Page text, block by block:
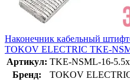
Наконечник кабельный
TOKOV ELECTRIC TKE-
Артикул: TKE-NSML-16-
Бренд:
TOKOV